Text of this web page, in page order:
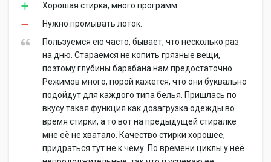
Хорошая стирка, много программ.
Нужно промывать лоток.
Пользуемся ею часто, бывает, что несколько раз
на дню. Стараемся не копить грязные вещи,
поэтому глубины барабана нам предостаточно.
Режимов много, порой кажется, что они буквально
подойдут для каждого типа белья. Пришлась по
вкусу такая функция как дозагрузка одежды во
время стирки, а то вот на предыдущей стиралке
мне её не хватало. Качество стирки хорошее,
придраться тут не к чему. По времени циклы у неё